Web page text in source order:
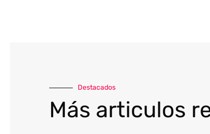
Destacados
Más articulos